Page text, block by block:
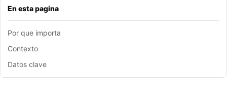
En esta pagina
Por que importa
Contexto
Datos clave